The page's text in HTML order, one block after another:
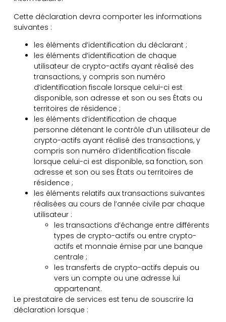
Cette déclaration devra comporter les informations
suivantes :
les éléments d’identification du déclarant ;
les éléments d’identification de chaque
utilisateur de crypto-actifs ayant réalisé des
transactions, y compris son numéro
d’identification fiscale lorsque celui-ci est
disponible, son adresse et son ou ses États ou
territoires de résidence ;
les éléments d’identification de chaque
personne détenant le contrôle d’un utilisateur de
crypto-actifs ayant réalisé des transactions, y
compris son numéro d’identification fiscale
lorsque celui-ci est disponible, sa fonction, son
adresse et son ou ses États ou territoires de
résidence ;
les éléments relatifs aux transactions suivantes
réalisées au cours de l’année civile par chaque
utilisateur :
les transactions d’échange entre différents
types de crypto-actifs ou entre crypto-
actifs et monnaie émise par une banque
centrale ;
les transferts de crypto-actifs depuis ou
vers un compte ou une adresse lui
appartenant.
Le prestataire de services est tenu de souscrire la
déclaration lorsque :